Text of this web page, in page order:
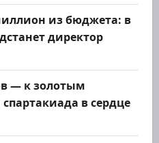
из бюджета: в
директор
— к золотым
в сердце